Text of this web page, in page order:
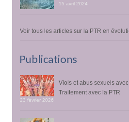
15 avril 2024
Voir tous les articles sur la PTR en
Publications
Viols et abus sexuels
Traitement avec la PTR
23 février 2026